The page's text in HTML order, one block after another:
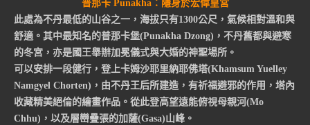
普那卡 Punakha：隱身於宏偉皇宮
此處為不丹最低的山谷之一，海拔只有1300公尺，氣候相對溫和與
舒適。其中最知名的普那卡堡(Punakha Dzong)，不丹舊都與避寒
的冬宮，亦是國王舉辦加冕儀式與大婚的神聖場所。
可以安排一段健行，登上卡姆沙耶里納耶佛塔(Khamsum Yuelley
Namgyel Chorten)，由不丹王后所建造，有祈福避邪的作用，塔內
收藏精美絕倫的繪畫作品。從此登高望遠能俯視母親河(Mo
Chhu)，以及層巒疊張的加薩(Gasa)山峰。